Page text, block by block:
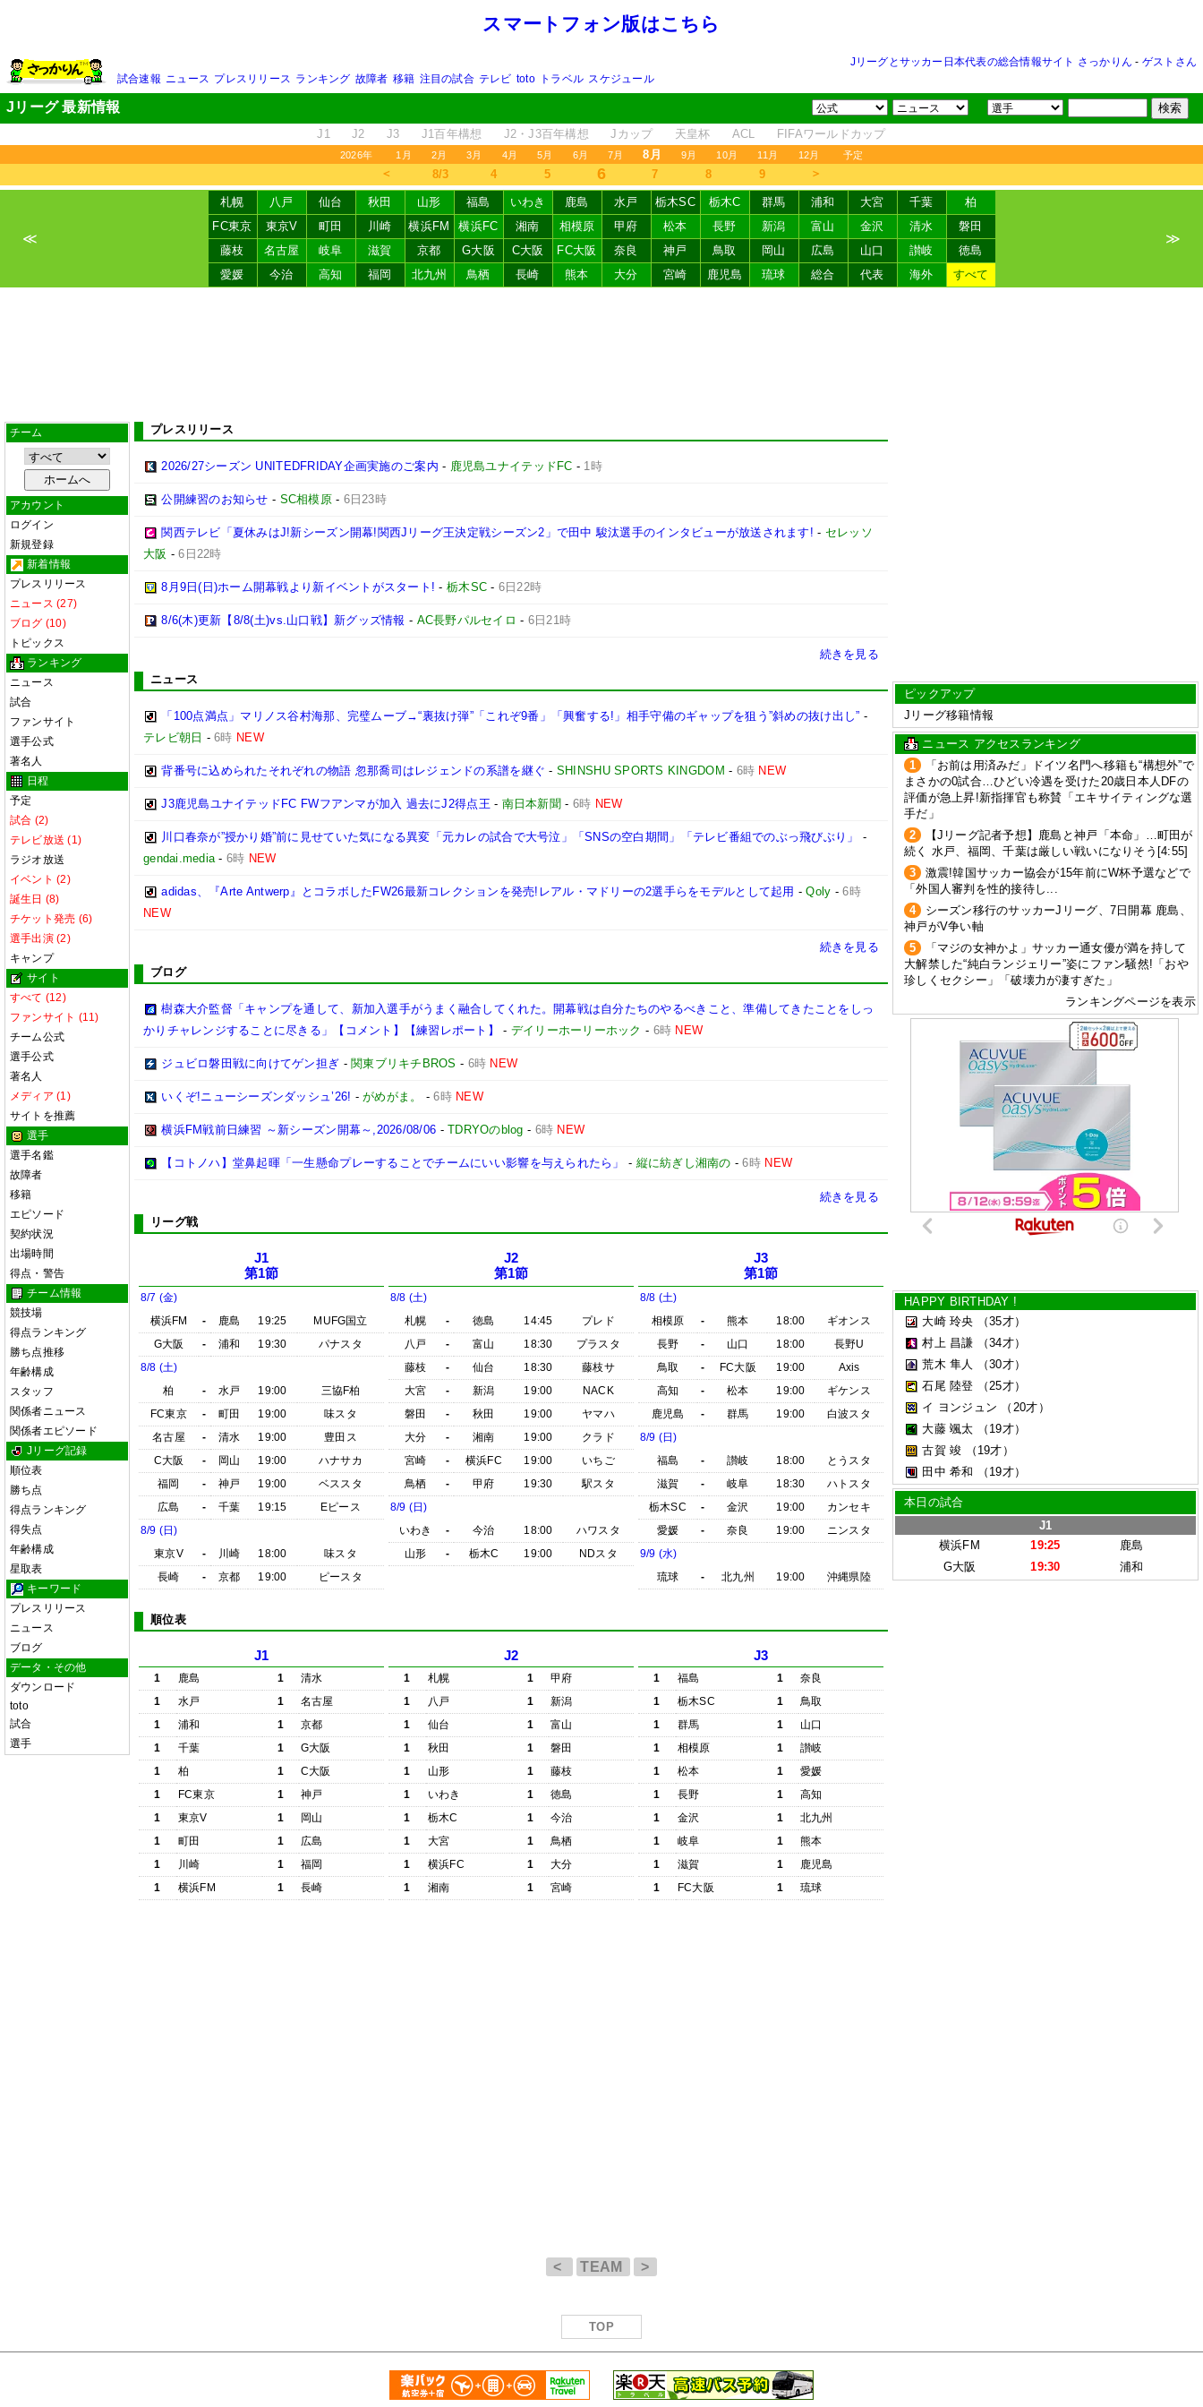
スマートフォン版はこちら
Jリーグとサッカー日本代表の総合情報サイト さっかりん - ゲストさん
試合速報 ニュース プレスリリース ランキング 故障者 移籍 注目の試合 テレビ toto トラベル スケジュール
Jリーグ 最新情報
J1 J2 J3 J1百年構想 J2・J3百年構想 Jカップ 天皇杯 ACL FIFAワールドカップ
2026年 1月 2月 3月 4月 5月 6月 7月 8月 9月 10月 11月 12月 予定
＜ 8/3 4 5 6 7 8 9 ＞
≪
札幌 八戸 仙台 秋田 山形 福島 いわき 鹿島 水戸 栃木SC 栃木C 群馬 浦和 大宮 千葉
柏
FC東京
東京V 町田 川崎 横浜FM 横浜FC 湘南 相模原 甲府 松本 長野 新潟 富山 金沢 清水
磐田
藤枝
名古屋 岐阜 滋賀 京都 G大阪 C大阪 FC大阪 奈良 神戸 鳥取 岡山 広島 山口 讃岐
徳島
愛媛
今治 高知 福岡 北九州 鳥栖 長崎 熊本 大分 宮崎 鹿児島 琉球 総合 代表 海外 すべて
≫
チーム
アカウント
ログイン
新規登録
新着情報
プレスリリース
ニュース (27)
ブログ (10)
トピックス
ランキング
ニュース
試合
ファンサイト
選手公式
著名人
日程
予定
試合 (2)
テレビ放送 (1)
ラジオ放送
イベント (2)
誕生日 (8)
チケット発売 (6)
選手出演 (2)
キャンプ
サイト
すべて (12)
ファンサイト (11)
チーム公式
選手公式
著名人
メディア (1)
サイトを推薦
選手
選手名鑑
故障者
移籍
エピソード
契約状況
出場時間
得点・警告
チーム情報
競技場
得点ランキング
勝ち点推移
年齢構成
スタッフ
関係者ニュース
関係者エピソード
Jリーグ記録
順位表
勝ち点
得点ランキング
得失点
年齢構成
星取表
キーワード
プレスリリース
ニュース
ブログ
データ・その他
ダウンロード
toto
試合
選手
プレスリリース
2026/27シーズン UNITEDFRIDAY企画実施のご案内 - 鹿児島ユナイテッドFC - 1時
公開練習のお知らせ - SC相模原- 6日23時
関西テレビ「夏休みはJ!新シーズン開幕!関西Jリーグ王決定戦シーズン2」で田中 駿汰選手のインタビューが放送されます! - セレッソ
大阪 -6日22時
8月9日(日)ホーム開幕戦より新イベントがスタート! -栃木SC - 6日22時
8/6(木)更新【8/8(土)vs.山口戦】新グッズ情報 - AC長野パルセイロ - 6日21時
続きを見る
ニュース
「100点満点」マリノス谷村海那、完璧ムーブ→“裏抜け弾”「これぞ9番」「興奮する!」相手守備のギャップを狙う”斜めの抜け出し” -
テレビ朝日 -6時 NEW
背番号に込められたそれぞれの物語 忽那喬司はレジェンドの系譜を継ぐ - SHINSHU SPORTS KINGDOM - 6時 NEW
J3鹿児島ユナイテッドFC FWフアンマが加入 過去にJ2得点王 - 南日本新聞 - 6時 NEW
川口春奈が”授かり婚”前に見せていた気になる異変「元カレの試合で大号泣」「SNSの空白期間」「テレビ番組でのぶっ飛びぶり」
-
gendai.media-6時 NEW
adidas、『Arte Antwerp』とコラボしたFW26最新コレクションを発売!レアル・マドリーの2選手らをモデルとして起用 -Qoly -6時
NEW
続きを見る
ブログ
樹森大介監督「キャンプを通して、新加入選手がうまく融合してくれた。開幕戦は自分たちのやるべきこと、準備してきたことをしっ
かりチャレンジすることに尽きる」【コメント】【練習レポート】
- デイリーホーリーホック - 6時 NEW
ジュビロ磐田戦に向けてゲン担ぎ - 関東ブリキチBROS - 6時 NEW
いくぞ!ニューシーズンダッシュ’26! -がめがま。 -6時 NEW
横浜FM戦前日練習 ～新シーズン開幕～,2026/08/06 -TDRYOのblog - 6時 NEW
【コトノハ】堂鼻起暉「一生懸命プレーすることでチームにいい影響を与えられたら」 - 縦に紡ぎし湘南の -6時 NEW
続きを見る
リーグ戦
J1
第1節
8/7 (金)
横浜FM
- 鹿島 19:25
MUFG国立
G大阪
- 浦和 19:30
パナスタ
8/8 (土)
柏
- 水戸 19:00
三協F柏
FC東京
- 町田 19:00
味スタ
名古屋
- 清水 19:00
豊田ス
C大阪
- 岡山 19:00
ハナサカ
福岡
- 神戸 19:00
ベススタ
広島
- 千葉 19:15
Eピース
8/9 (日)
東京V
- 川崎 18:00
味スタ
長崎
- 京都 19:00 ピースタ
J2
第1節
8/8 (土)
札幌
- 徳島 14:45
プレド
八戸
- 富山 18:30
プラスタ
藤枝
- 仙台 18:30
藤枝サ
大宮
- 新潟 19:00
NACK
磐田
- 秋田 19:00
ヤマハ
大分
- 湘南 19:00
クラド
宮崎
- 横浜FC 19:00
いちご
鳥栖
- 甲府 19:30
駅スタ
8/9 (日)
いわき
- 今治 18:00
ハワスタ
山形
- 栃木C 19:00 NDスタ
J3
第1節
8/8 (土)
相模原
- 熊本 18:00
ギオンス
長野
- 山口 18:00
長野U
鳥取
- FC大阪 19:00
Axis
高知
- 松本 19:00
ギケンス
鹿児島
- 群馬 19:00
白波スタ
8/9 (日)
福島
- 讃岐 18:00
とうスタ
滋賀
- 岐阜 18:30
ハトスタ
栃木SC
- 金沢 19:00
カンセキ
愛媛
- 奈良 19:00
ニンスタ
9/9 (水)
琉球
- 北九州 19:00 沖縄県陸
順位表
J1
1 鹿島 1
清水
1
水戸 1
名古屋
1
浦和 1
京都
1
千葉 1
G大阪
1
柏 1
C大阪
1
FC東京 1
神戸
1
東京V 1
岡山
1
町田 1
広島
1
川崎 1
福岡
1
横浜FM 1 長崎
J2
1 札幌 1
甲府
1
八戸 1
新潟
1
仙台 1
富山
1
秋田 1
磐田
1
山形 1
藤枝
1
いわき 1
徳島
1
栃木C 1
今治
1
大宮 1
鳥栖
1
横浜FC 1
大分
1
湘南 1 宮崎
J3
1 福島 1
奈良
1
栃木SC 1
鳥取
1
群馬 1
山口
1
相模原 1
讃岐
1
松本 1
愛媛
1
長野 1
高知
1
金沢 1
北九州
1
岐阜 1
熊本
1
滋賀 1
鹿児島
1
FC大阪 1 琉球
ピックアップ
Jリーグ移籍情報
ニュース アクセスランキング
1
「お前は用済みだ」ドイツ名門へ移籍も“構想外”で
まさかの0試合…ひどい冷遇を受けた20歳日本人DFの
評価が急上昇!新指揮官も称賛「エキサイティングな選
手だ」
2
【Jリーグ記者予想】鹿島と神戸「本命」…町田が
続く 水戸、福岡、千葉は厳しい戦いになりそう[4:55]
3
激震!韓国サッカー協会が15年前にW杯予選などで
「外国人審判を性的接待し...
4
シーズン移行のサッカーJリーグ、7日開幕 鹿島、
神戸がV争い軸
5
「マジの女神かよ」サッカー通女優が満を持して
大解禁した“純白ランジェリー”姿にファン騒然!「おや
珍しくセクシー」「破壊力が凄すぎた」
ランキングページを表示
HAPPY BIRTHDAY !
大崎 玲央
（35才）
村上 昌謙
（34才）
荒木 隼人
（30才）
石尾 陸登
（25才）
イ ヨンジュン
（20才）
大藤 颯太
（19才）
古賀 竣
（19才）
田中 希和
（19才）
本日の試合
J1
横浜FM
19:25
鹿島
G大阪
19:30 浦和
< TEAM >
TOP